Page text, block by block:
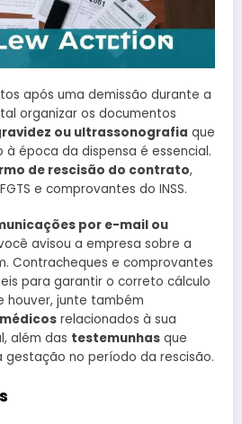
após uma demissão durante a
organizar os documentos
ou ultrassonografia que
época da dispensa é essencial.
de rescisão do contrato,
e comprovantes do INSS.
por e-mail ou
avisou a empresa sobre a
Contracheques e comprovantes
para garantir o correto cálculo
houver, junte também
relacionados à sua
além das testemunhas que
gestação no período da rescisão.